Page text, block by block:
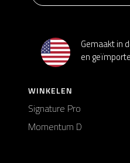
Gemaakt in
en
WINKELEN
Signature Pro
Momentum D